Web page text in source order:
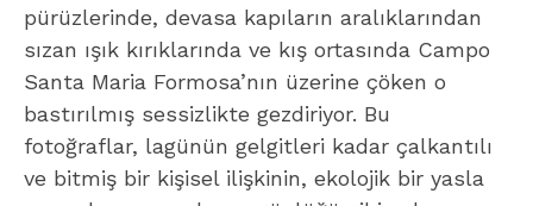
pürüzlerinde, devasa kapıların aralıklarından
sızan ışık kırıklarında ve kış ortasında Campo
Santa Maria Formosa’nın üzerine çöken o
bastırılmış sessizlikte gezdiriyor. Bu
fotoğraflar, lagünün gelgitleri kadar çalkantılı
ve bitmiş bir kişisel ilişkinin, ekolojik bir yasla